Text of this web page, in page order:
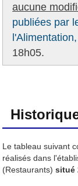
aucune
publiées par
l'Alimentation,
18h05.
Le tableau suivant
réalisés dans
(Restaurants) situé